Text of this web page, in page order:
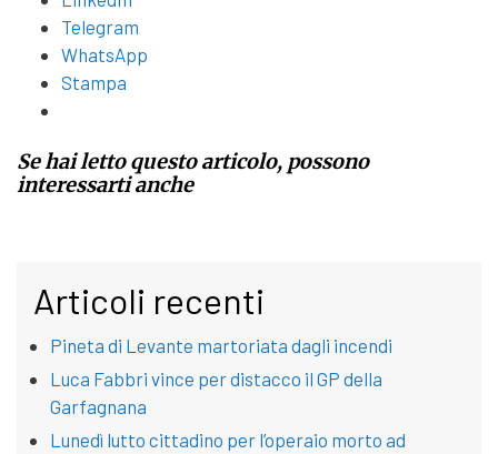
Telegram
WhatsApp
Stampa
Se hai letto questo articolo, possono
interessarti anche
Articoli recenti
Pineta di Levante martoriata dagli incendi
Luca Fabbri vince per distacco il GP della
Garfagnana
Lunedì lutto cittadino per l’operaio morto ad